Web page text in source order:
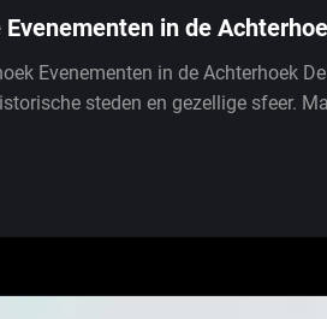
in de
Evenementen in de Achterhoek
steden en gezellige sfeer.